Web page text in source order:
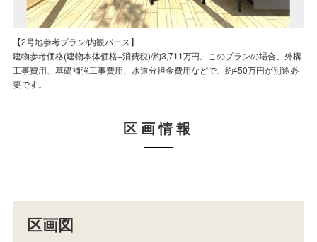
【2号地参考プラン/平面図】
プラン内の家具・家電・小物などは、建物参考価格には含まれておりませ
ん。
【2号地参考プラン/内観パース】
建物参考価格(建物本体価格+消費税)/約3,711万円。このプランの場合、外構
工事費用、基礎補強工事費用、水道分担金費用などで、約450万円が別途必
要です。
【2号地参考プラン/内観パース】
この参考プランは、当社が紹介するプランの一例です。このプランを義務づ
けるものではありません。
【2号地参考プラン/平面図】
プラン内の家具・家電・小物などは、建物参考価格には含まれておりませ
ん。
【2号地参考プラン/平面図】
プラン内の家具・家電・小物などは、建物参考価格には含まれておりませ
ん。
【2号地参考プラン/内観パース】
建物参考価格(建物本体価格+消費税)/約3,711万円。このプランの場合、外構
工事費用、基礎補強工事費用、水道分担金費用などで、約450万円が別途必
要です。
区画情報
区画図